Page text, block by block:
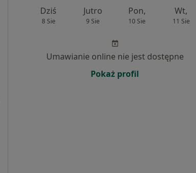
Dziś
8 Sie
Jutro
9 Sie
Pon,
10 Sie
Wt,
11 Sie
Umawianie online nie jest dostępne
Pokaż profil